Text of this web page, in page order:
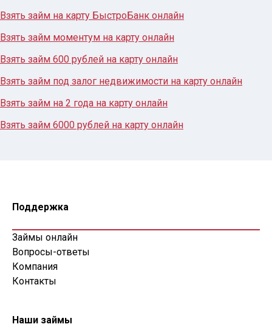
Взять займ на карту БыстроБанк онлайн
Взять займ моментум на карту онлайн
Взять займ 600 рублей на карту онлайн
Взять займ под залог недвижимости на карту онлайн
Взять займ на 2 года на карту онлайн
Взять займ 6000 рублей на карту онлайн
Поддержка
Займы онлайн
Вопросы-ответы
Компания
Контакты
Наши займы